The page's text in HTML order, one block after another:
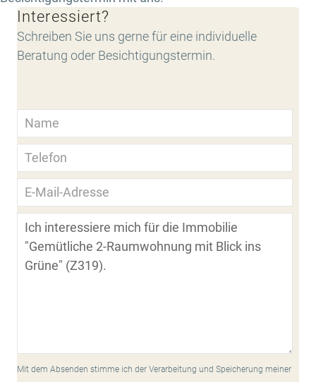
Interessiert?
Schreiben Sie uns gerne für eine individuelle
Beratung oder Besichtigungstermin.
Mit dem Absenden stimme ich der Verarbeitung und Speicherung meiner